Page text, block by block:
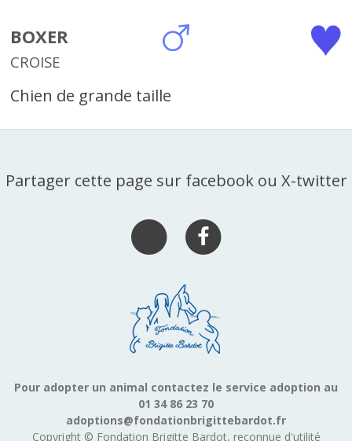
BOXER
CROISE
Chien de grande taille
Partager cette page sur facebook ou X-twitter
Pour adopter un animal contactez le service adoption au
01 34 86 23 70
adoptions@fondationbrigittebardot.fr
Copyright © Fondation Brigitte Bardot, reconnue d'utilité